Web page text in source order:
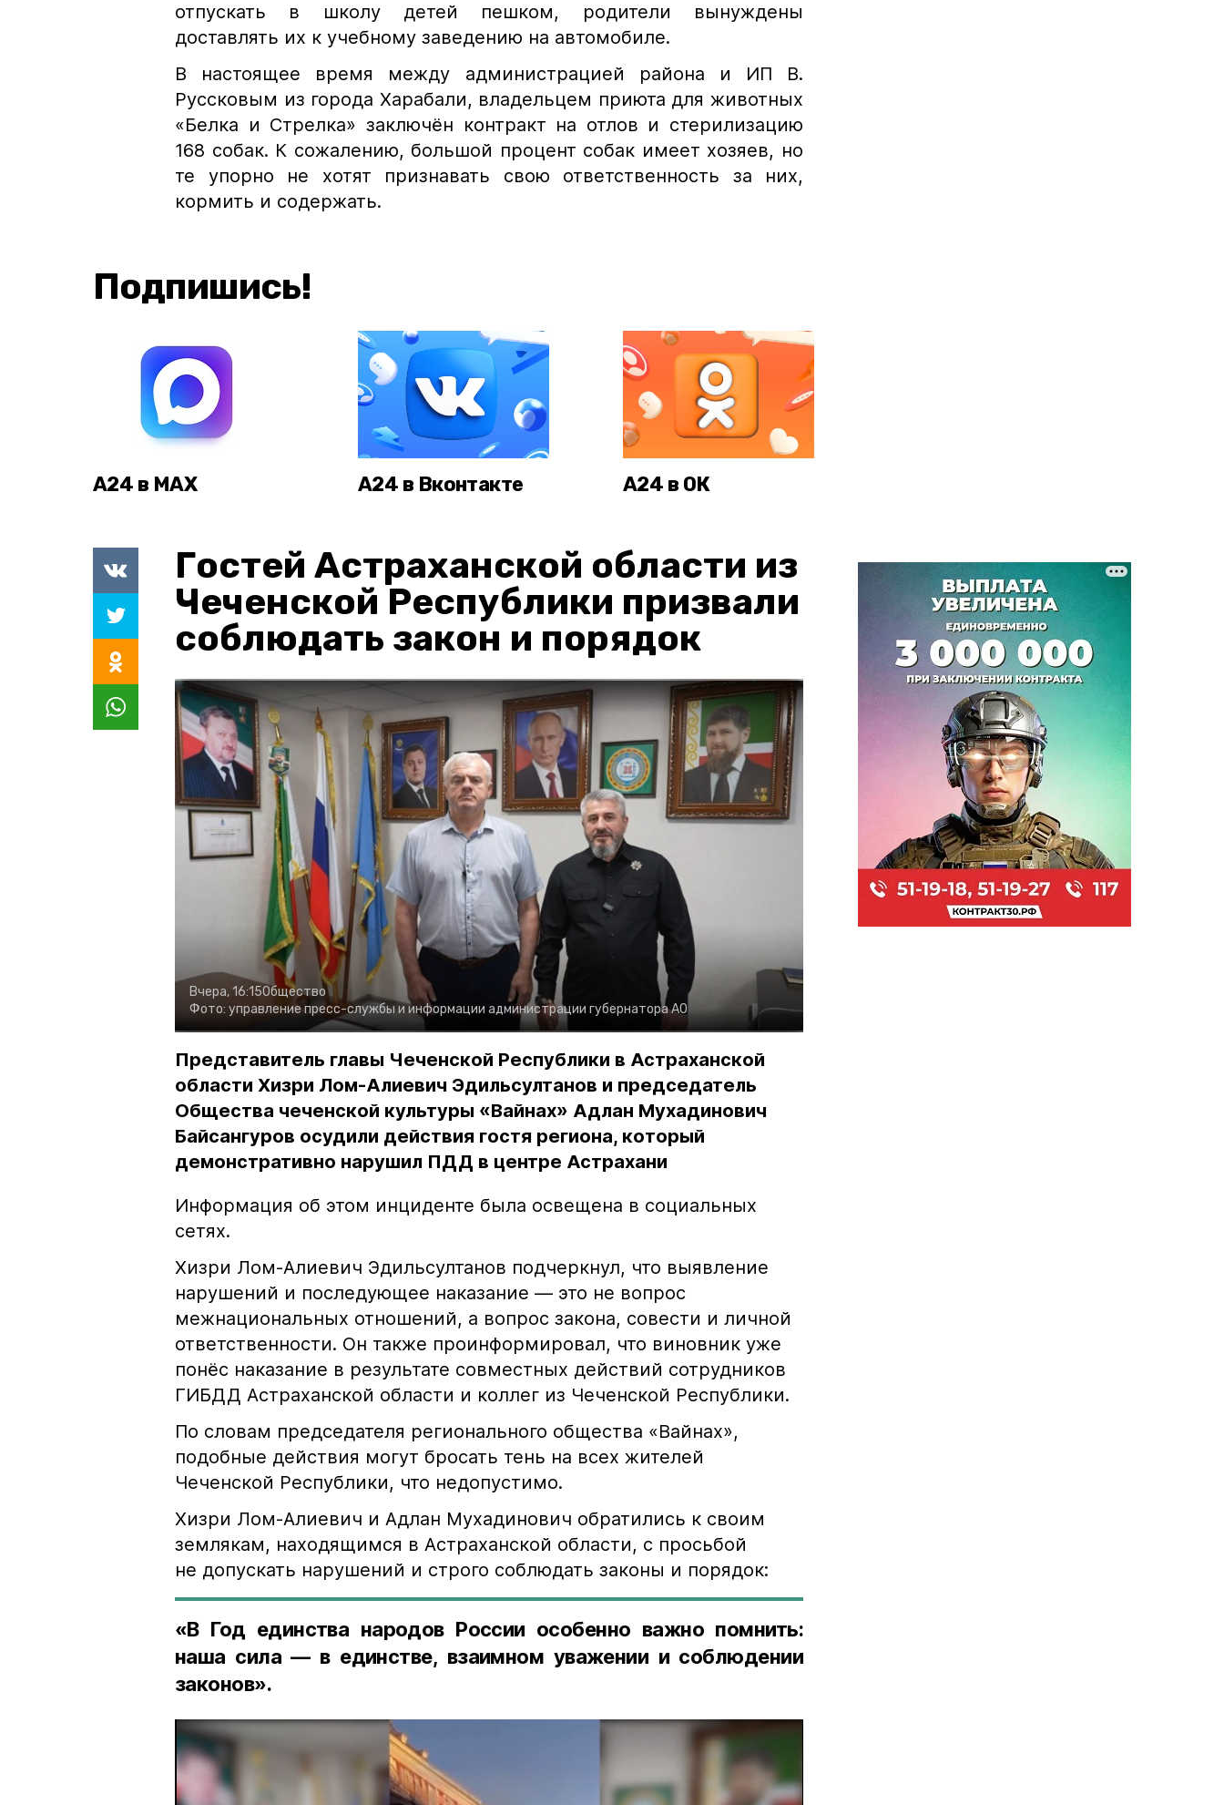
отпускать в школу детей пешком, родители вынуждены
доставлять их к учебному заведению на автомобиле.
В настоящее время между администрацией района и ИП В.
Руссковым из города Харабали, владельцем приюта для животных
«Белка и Стрелка» заключён контракт на отлов и стерилизацию
168 собак. К сожалению, большой процент собак имеет хозяев, но
те упорно не хотят признавать свою ответственность за них,
кормить и содержать.
Подпишись!
А24 в MAX А24 в Вконтакте А24 в ОК
Гостей Астраханской области из
Чеченской Республики призвали
соблюдать закон и порядок
Вчера, 16:15Общество
Фото: управление пресс-службы и информации администрации губернатора АО
Представитель главы Чеченской Республики в Астраханской
области Хизри Лом-Алиевич Эдильсултанов и председатель
Общества чеченской культуры «Вайнах» Адлан Мухадинович
Байсангуров осудили действия гостя региона, который
демонстративно нарушил ПДД в центре Астрахани
Информация об этом инциденте была освещена в социальных
сетях.
Хизри Лом-Алиевич Эдильсултанов подчеркнул, что выявление
нарушений и последующее наказание — это не вопрос
межнациональных отношений, а вопрос закона, совести и личной
ответственности. Он также проинформировал, что виновник уже
понёс наказание в результате совместных действий сотрудников
ГИБДД Астраханской области и коллег из Чеченской Республики.
По словам председателя регионального общества «Вайнах»,
подобные действия могут бросать тень на всех жителей
Чеченской Республики, что недопустимо.
Хизри Лом-Алиевич и Адлан Мухадинович обратились к своим
землякам, находящимся в Астраханской области, с просьбой
не допускать нарушений и строго соблюдать законы и порядок:
«В Год единства народов России особенно важно помнить:
наша сила — в единстве, взаимном уважении и соблюдении
законов».